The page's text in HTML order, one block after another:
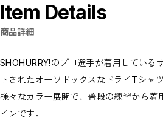
Item Details
商品詳細
SHOHURRY!のプロ選手が着用している
トされたオーソドックスなドライTシャツ
様々なカラー展開で、普段の練習から着
インです。